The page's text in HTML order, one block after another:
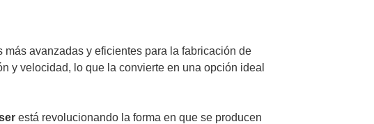
más avanzadas y eficientes para la fabricación de
y velocidad, lo que la convierte en una opción ideal
está revolucionando la forma en que se producen